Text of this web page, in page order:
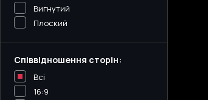
Вигнутий
Плоский
Співвідношення сторін:
Всі
16:9